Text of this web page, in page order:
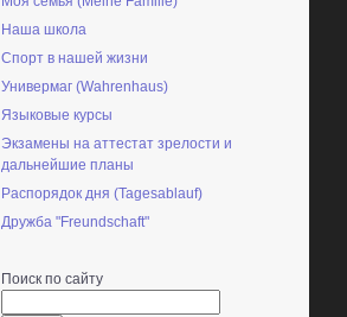
Наша школа
Спорт в нашей жизни
Универмаг (Wahrenhaus)
Языковые курсы
Экзамены на аттестат зрелости и
дальнейшие планы
Распорядок дня (Tagesablauf)
Дружба "Freundschaft"
Поиск по сайту